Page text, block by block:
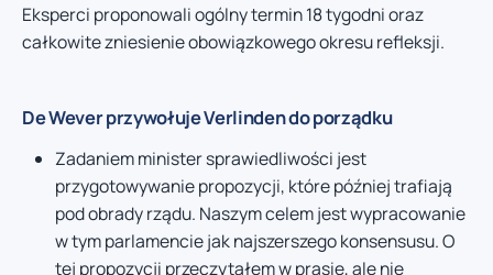
Eksperci proponowali ogólny termin 18 tygodni oraz
całkowite zniesienie obowiązkowego okresu refleksji.
De Wever przywołuje Verlinden do porządku
Zadaniem minister sprawiedliwości jest
przygotowywanie propozycji, które później trafiają
pod obrady rządu. Naszym celem jest wypracowanie
w tym parlamencie jak najszerszego konsensusu. O
tej propozycji przeczytałem w prasie, ale nie